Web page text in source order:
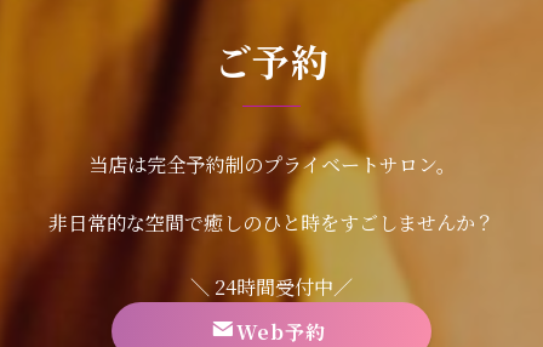
ご予約
当店は完全予約制のプライベートサロン。
非日常的な空間で癒しのひと時をすごしませんか？
＼ 24時間受付中／
Web予約